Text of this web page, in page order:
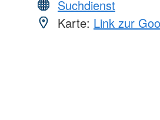
Suchdienst
Karte: Link zur